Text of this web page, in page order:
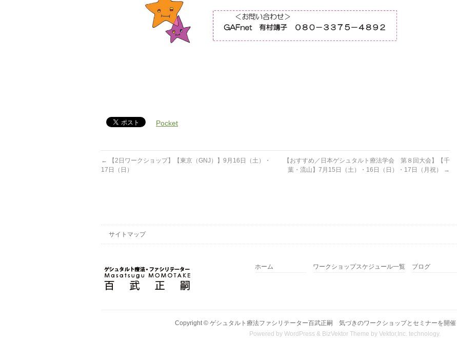
Pocket
←
【2日ワークショップ】【東京（GNJ）】9月16日（土）・
17日（日）
【おすすめ／日本ゲシュタルト療法学会 第８回大会】【千
葉・流山】7月15日（土）・16日（日）・17日（月祝）
→
サイトマップ
ホーム ワークショップスケジュール一覧 ブログ
Copyright © ゲシュタルト療法ファシリテーター百武正嗣 気づきのワークショップとセミナーを開催
Powered by WordPress & BizVektor Theme by Vektor,Inc. technology.